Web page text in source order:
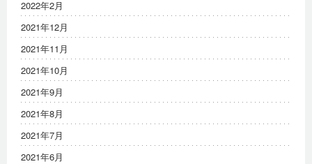
2022年2月
2021年12月
2021年11月
2021年10月
2021年9月
2021年8月
2021年7月
2021年6月